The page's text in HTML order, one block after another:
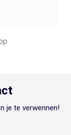
je te verwennen!